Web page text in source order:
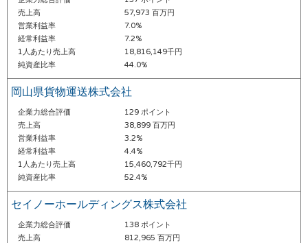
売上高
57,973 百万円
営業利益率
7.0%
経常利益率
7.2%
1人あたり売上高
18,816,149千円
純資産比率
44.0%
岡山県貨物運送株式会社
企業力総合評価
129 ポイント
売上高
38,899 百万円
営業利益率
3.2%
経常利益率
4.4%
1人あたり売上高
15,460,792千円
純資産比率
52.4%
セイノーホールディングス株式会社
企業力総合評価
138 ポイント
売上高
812,965 百万円